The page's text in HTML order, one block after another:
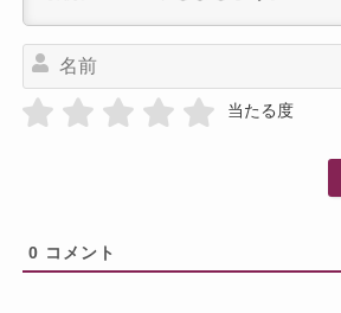
当たる度
0 コメント